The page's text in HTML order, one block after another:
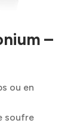
–
ou en
soufre